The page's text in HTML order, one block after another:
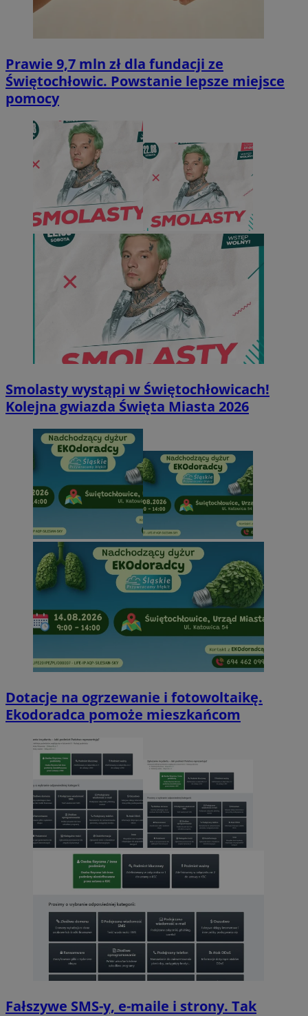
Prawie 9,7 mln zł dla fundacji ze
Świętochłowic. Powstanie lepsze miejsce
pomocy
Smolasty wystąpi w Świętochłowicach!
Kolejna gwiazda Święta Miasta 2026
Dotacje na ogrzewanie i fotowoltaikę.
Ekodoradca pomoże mieszkańcom
Fałszywe SMS-y, e-maile i strony. Tak